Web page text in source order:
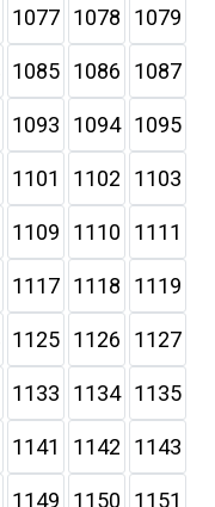
1077 1078 1079
1085 1086 1087
1093 1094 1095
1101 1102 1103
1109 1110 1111
1117 1118 1119
1125 1126 1127
1133 1134 1135
1141 1142 1143
1149 1150 1151